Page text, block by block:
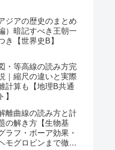
ジアの歴史のまとめ
）暗記すべき王朝一
き【世界史B】
・等高線の読み方完
｜縮尺の違いと実際
計算も【地理B共通
】
離曲線の読み方と計
の解き方【生物基
ラフ・ボーア効果・
モグロビンまで徹底